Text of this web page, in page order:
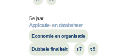
5e jaar
Applicatie- en databeheer
Economie en organisatie
Dubbele finaliteit t 7 t 9